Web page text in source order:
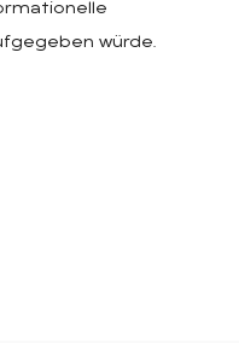
würde.